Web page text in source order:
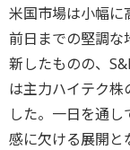
米国市場は小幅に
前日までの堅調な
新したものの、
は主力ハイテク株
した。一日を通
感に欠ける展開と